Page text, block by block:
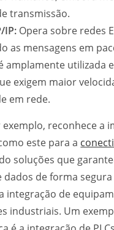
transmissão.
IP: Opera sobre redes
as mensagens em
amplamente utilizada
exigem maior
em rede.
reconhece a
este para a
soluções que
de forma segura
integração de
industriais. Um